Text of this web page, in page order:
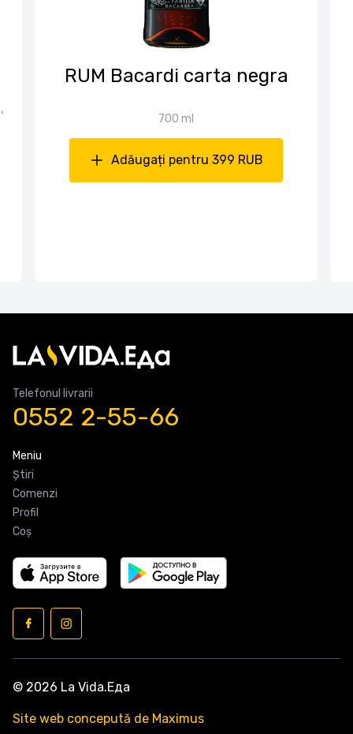
RUM Bacardi carta negra
700 ml
Adăugați pentru 399 RUB
Telefonul livrarii
0552 2-55-66
Meniu
Știri
Comenzi
Profil
Coş
© 2026 La Vida.Еда
Site web concepută de Maximus